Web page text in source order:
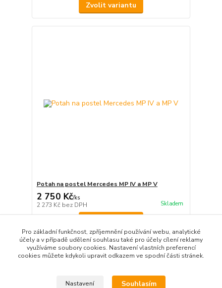
Zvolit variantu
Potah na postel Mercedes MP IV a MP V
2 750 Kč/ks
2 273 Kč bez DPH Skladem
strana z 1
Pro základní funkčnost, zpříjemnění používání webu, analytické
účely a v případě udělení souhlasu také pro účely cílení reklamy
využíváme soubory cookies. Nastavení vlastních preferencí
cookies můžete kdykoli upravit odkazem ve spodní části stránek.
Nastavení Souhlasím